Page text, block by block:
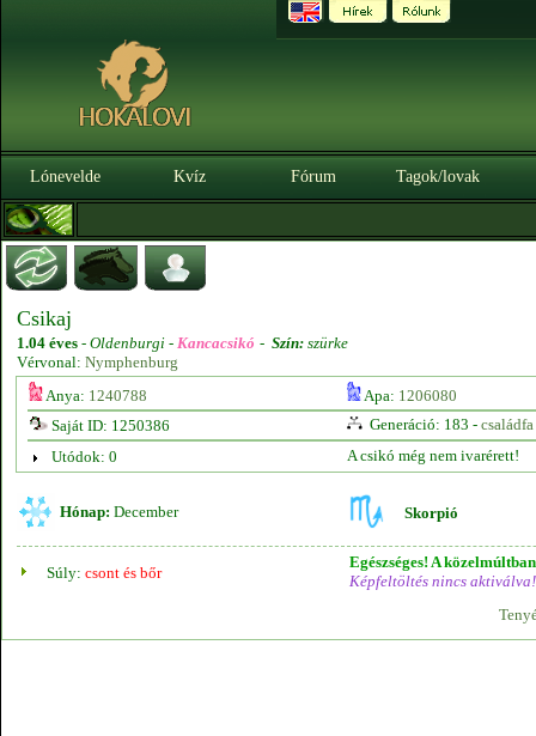
Lónevelde Kvíz Fórum Tagok/lovak
Csikaj
1.04 éves - Oldenburgi - Kancacsikó - Szín: szürke
Vérvonal: Nymphenburg
Anya: 1240788 Apa: 1206080
Saját ID: 1250386
Generáció: 183 - családfa
Utódok: 0
A csikó még nem ivarérett!
Hónap: December Skorpió
Súly: csont és bőr
Egészséges! A
Képfeltöltés nincs aktiválva!